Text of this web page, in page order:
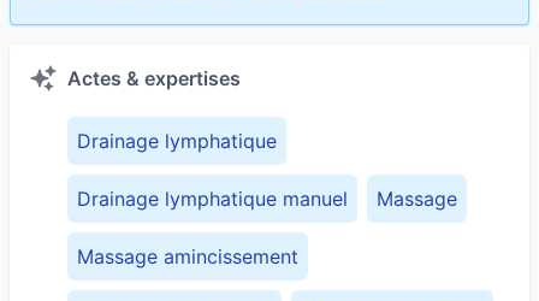
Actes & expertises
Drainage lymphatique
Drainage lymphatique manuel Massage
Massage amincissement